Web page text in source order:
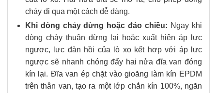
chảy đi qua một cách dễ dàng.
Khi dòng chảy dừng hoặc đảo chiều: Ngay khi
dòng chảy thuận dừng lại hoặc xuất hiện áp lực
ngược, lực đàn hồi của lò xo kết hợp với áp lực
ngược sẽ nhanh chóng đẩy hai nửa đĩa van đóng
kín lại. Đĩa van ép chặt vào gioăng làm kín EPDM
trên thân van, tạo ra một lớp chắn kín 100%, ngăn